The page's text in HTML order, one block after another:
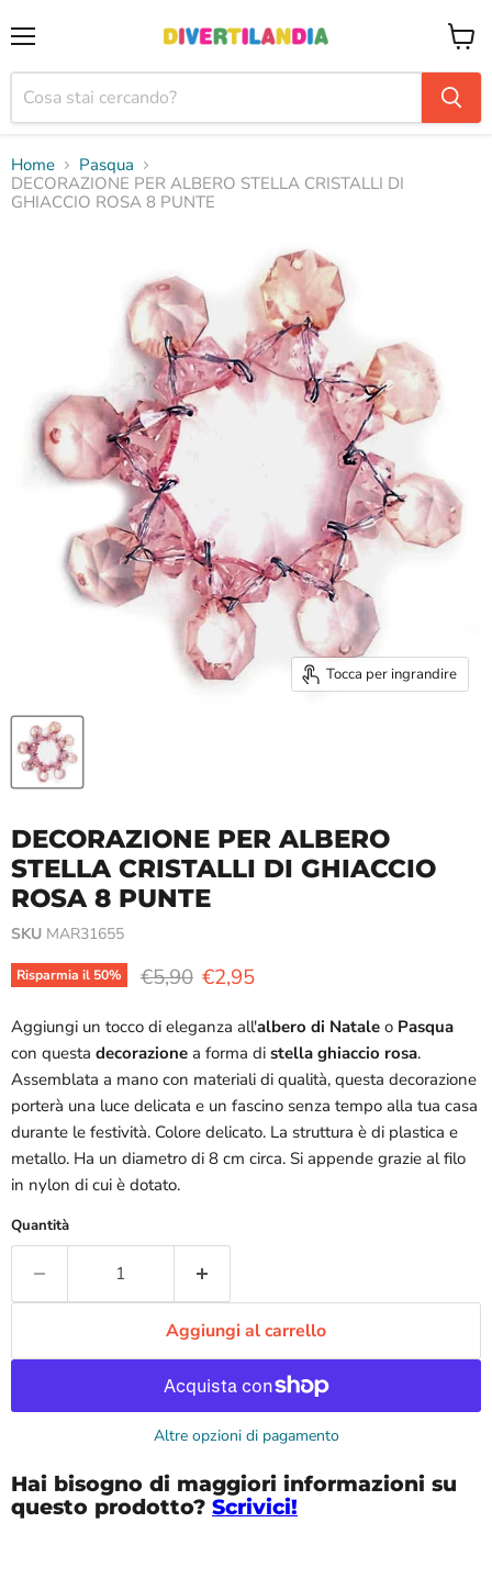
il
Home
Pasqua
DECORAZIONE PER ALBERO STELLA CRISTALLI DI
GHIACCIO ROSA 8 PUNTE
Tocca per ingrandire
DECORAZIONE PER ALBERO
STELLA CRISTALLI DI GHIACCIO
ROSA 8 PUNTE
SKU MAR31655
Risparmia il 50% Prezzo originale
€5,90 Prezzo attuale
€2,95
Aggiungi un tocco di eleganza all'albero di Natale o Pasqua
con questa decorazione a forma di stella ghiaccio rosa.
Assemblata a mano con materiali di qualità, questa decorazione
porterà una luce delicata e un fascino senza tempo alla tua casa
durante le festività. Colore delicato. La struttura è di plastica e
metallo. Ha un diametro di 8 cm circa. Si appende grazie al filo
in nylon di cui è dotato.
Quantità
Aggiungi al carrello
Altre opzioni di pagamento
Hai bisogno di maggiori informazioni su
questo prodotto? Scrivici!